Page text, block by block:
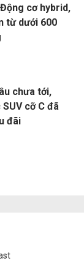
cơ hybrid,
từ dưới 600
chưa tới,
cỡ C đã
đãi